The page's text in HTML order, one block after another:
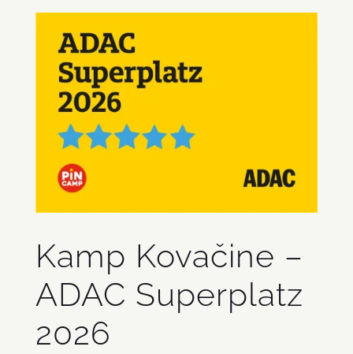
Kamp Kovačine –
ADAC Superplatz
2026